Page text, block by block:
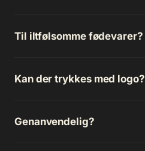
Til iltfølsomme fødevarer?
Kan der trykkes med logo?
Genanvendelig?